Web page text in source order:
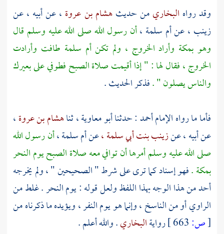
وقد رواه البخاريمن حديثهشام بن عروة ، عن أبيه ، عن
زينب ، عنأم سلمة ،أن رسول الله صلى الله عليه وسلم قال
وهو بمكة وأراد الخروج ، ولم تكنأم سلمة طافت وأرادت
الخروج ، فقال لها : " إذا أقيمت صلاة الصبح فطوفي على بعيرك
والناس يصلون " .فذكر الحديث .
فأما ما رواه الإمامأحمد: حدثناأبو معاوية، ثناهشام بن عروة،
عن أبيه ، عنزينب بنت أبي سلمة ،عنأم سلمة ،أن رسول الله
صلى الله عليه وسلم أمرها أن توافي معه صلاة الصبح يوم النحر
بمكة.فهو إسناد كما ترى على شرط " الصحيحين " ، ولم يخرجه
أحد من هذا الوجه بهذا اللفظ ولعل قوله : يوم النحر . غلط من
الراوي أو من الناسخ ، وإنما هو يوم النفر ، ويؤيده ما ذكرناه من
[ص: روايةالبخاري. والله أعلم .